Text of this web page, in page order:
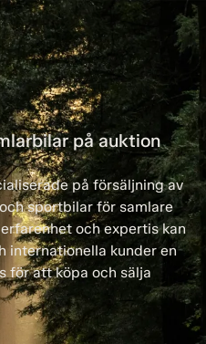
på auktion
på försäljning av
sportbilar för samlare
och expertis kan
internationella kunder en
för att köpa och sälja